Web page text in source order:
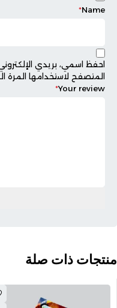
Your review
*
Name
*
احفظ اسمي، بريدي
المتصفح لاستخدامها المرة
منتجات ذات صلة